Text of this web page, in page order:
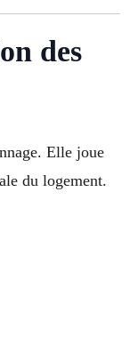
des
Elle joue
du logement.